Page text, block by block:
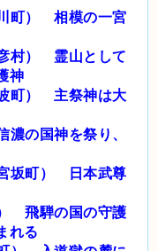
町） 相模の一宮
村） 霊山として
神
町） 主祭神は大
の国神を祭り、
坂町） 日本武尊
飛騨の国の守護
れる